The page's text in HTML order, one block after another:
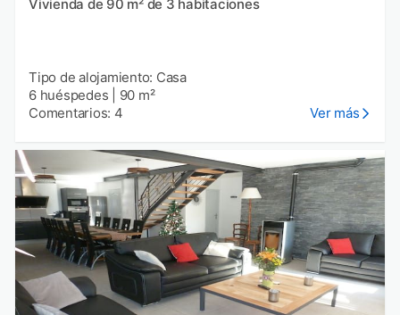
Vivienda de 90 m² de 3 habitaciones
Tipo de alojamiento: Casa
6 huéspedes
90 m²
Comentarios: 4
Ver más